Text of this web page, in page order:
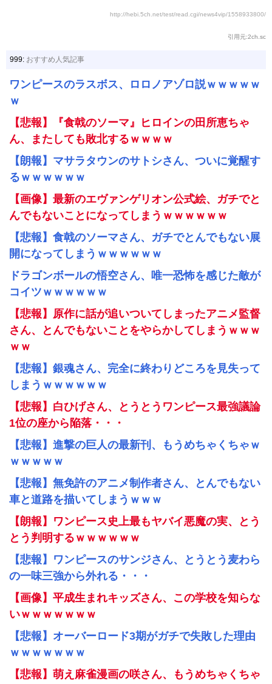
http://hebi.5ch.net/test/read.cgi/news4vip/1558933800/
引用元:2ch.sc
999: おすすめ人気記事
ワンピースのラスボス、ロロノアゾロ説ｗｗｗｗｗ
ｗ
【悲報】『食戟のソーマ』ヒロインの田所恵ちゃ
ん、またしても敗北するｗｗｗｗ
【朗報】マサラタウンのサトシさん、ついに覚醒す
るｗｗｗｗｗｗ
【画像】最新のエヴァンゲリオン公式絵、ガチでと
んでもないことになってしまうｗｗｗｗｗｗ
【悲報】食戟のソーマさん、ガチでとんでもない展
開になってしまうｗｗｗｗｗｗ
ドラゴンボールの悟空さん、唯一恐怖を感じた敵が
コイツｗｗｗｗｗｗ
【悲報】原作に話が追いついてしまったアニメ監督
さん、とんでもないことをやらかしてしまうｗｗｗ
ｗｗ
【悲報】銀魂さん、完全に終わりどころを見失って
しまうｗｗｗｗｗｗ
【悲報】白ひげさん、とうとうワンピース最強議論
1位の座から陥落・・・
【悲報】進撃の巨人の最新刊、もうめちゃくちゃｗ
ｗｗｗｗｗ
【悲報】無免許のアニメ制作者さん、とんでもない
車と道路を描いてしまうｗｗｗ
【朗報】ワンピース史上最もヤバイ悪魔の実、とう
とう判明するｗｗｗｗｗｗ
【悲報】ワンピースのサンジさん、とうとう麦わら
の一味三強から外れる・・・
【画像】平成生まれキッズさん、この学校を知らな
いｗｗｗｗｗｗｗ
【悲報】オーバーロード3期がガチで失敗した理由
ｗｗｗｗｗｗｗ
【悲報】萌え麻雀漫画の咲さん、もうめちゃくちゃ